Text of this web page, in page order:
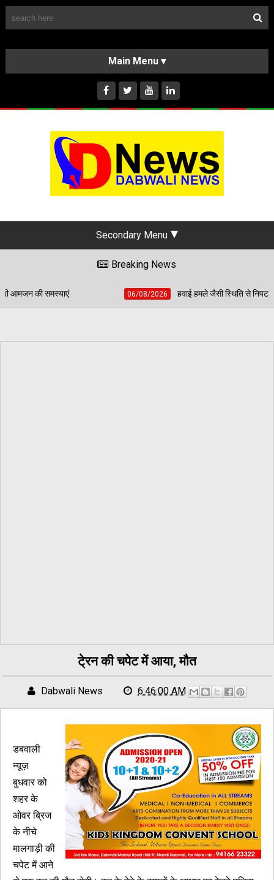
HOME
ABOUT US
INSTAGRAM
Secondary Menu
Breaking News
06/08/2026 हवाई हमले जैसी स्थिति से निपटने के लिए शहीद भगत सिंह स्टेडियम में हुई
टे्रन की चपेट में आया, मौत
Dabwali News 6:46:00 AM
डबवाली
न्यूज़
बुधवार को
शहर के
ओवर ब्रिज
के नीचे
मालगाड़ी की
चपेट में आने